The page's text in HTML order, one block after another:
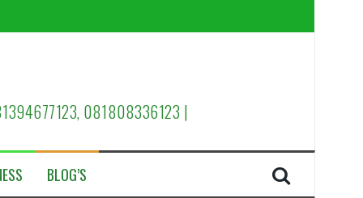
081808336123 |
BLOG’S